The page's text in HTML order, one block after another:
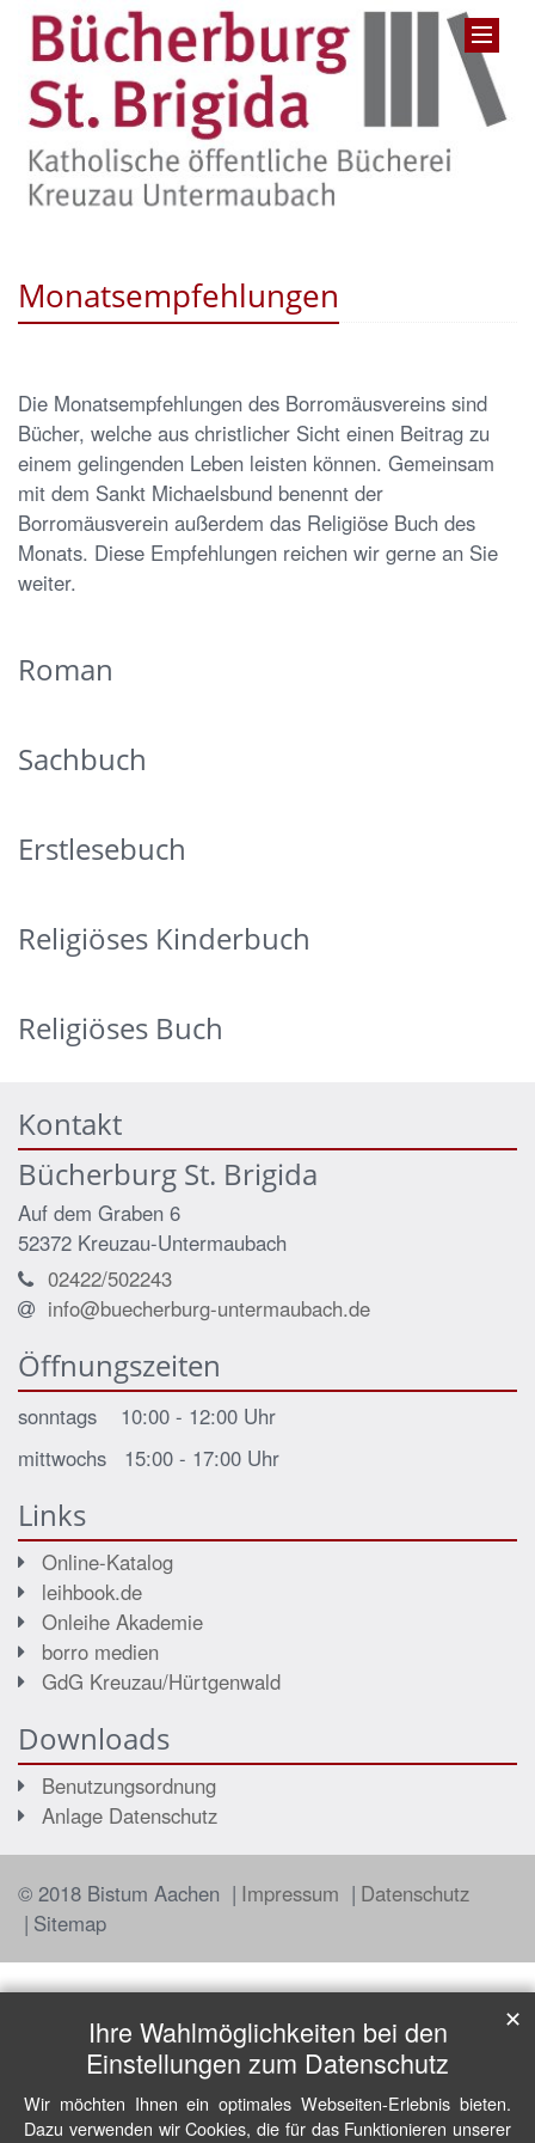
Monatsempfehlungen
Die Monatsempfehlungen des Borromäusvereins sind
Bücher, welche aus christlicher Sicht einen Beitrag zu
einem gelingenden Leben leisten können. Gemeinsam
mit dem Sankt Michaelsbund benennt der
Borromäusverein außerdem das Religiöse Buch des
Monats. Diese Empfehlungen reichen wir gerne an Sie
weiter.
Roman
Sachbuch
Erstlesebuch
Religiöses Kinderbuch
Religiöses Buch
Kontakt
Bücherburg St. Brigida
Auf dem Graben 6
52372 Kreuzau-Untermaubach
02422/502243
info@buecherburg-untermaubach.de
Öffnungszeiten
sonntags 10:00 - 12:00 Uhr
mittwochs 15:00 - 17:00 Uhr
Links
Online-Katalog
leihbook.de
Onleihe Akademie
borro medien
GdG Kreuzau/Hürtgenwald
Downloads
Benutzungsordnung
Anlage Datenschutz
© 2018 Bistum Aachen Impressum
Datenschutz
Sitemap
Ihre Wahlmöglichkeiten bei den
Einstellungen zum Datenschutz
Wir möchten Ihnen ein optimales Webseiten-Erlebnis bieten.
Dazu verwenden wir Cookies, die für das Funktionieren unserer
✕